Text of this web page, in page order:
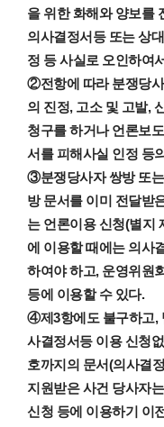
을 위한 화해와 양보를
의사결정서등 또는 상
정 등 사실로 오인하여
②전항에 따라 분쟁당사
의 진정, 고소 및 고발,
청구를 하거나 언론보
서를 피해사실 인정 등
③분쟁당사자 쌍방 또
방 문서를 이미 전달받
는 언론이용 신청(별지
에 이용할 때에는 의사
하여야 하고, 운영위원
등에 이용할 수 있다.
④제3항에도 불구하고,
사결정서등 이용 신청
호까지의 문서(의사결
지원받은 사건 당사자
신청 등에 이용하기 이